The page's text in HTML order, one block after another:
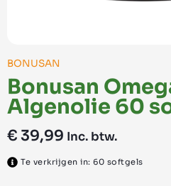
BONUSAN
Bonusan
Algenolie 60
€ 39,99 Inc. btw.
Te verkrijgen in: 60 softgels